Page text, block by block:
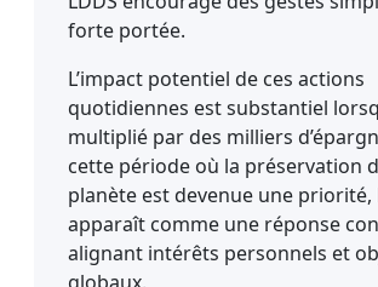
forte portée.
L’impact potentiel de ces actions
quotidiennes est substantiel
multiplié par des milliers
cette période où la préservation
planète est devenue une priorité,
apparaît comme une réponse
alignant intérêts personnels et